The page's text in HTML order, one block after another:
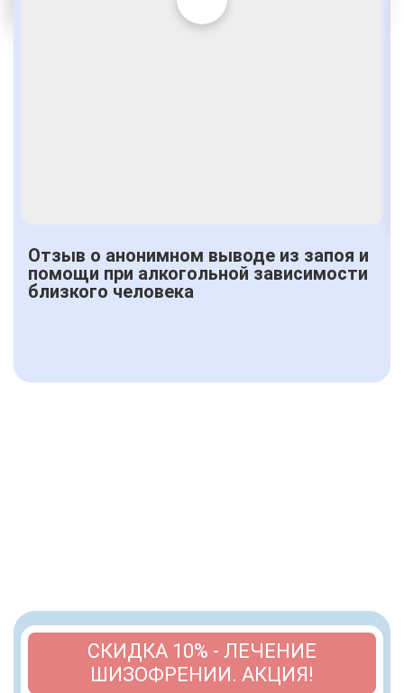
Отзыв о анонимном выводе из запоя и
помощи при алкогольной зависимости
близкого человека
СКИДКА 10% - ЛЕЧЕНИЕ
ШИЗОФРЕНИИ. АКЦИЯ!